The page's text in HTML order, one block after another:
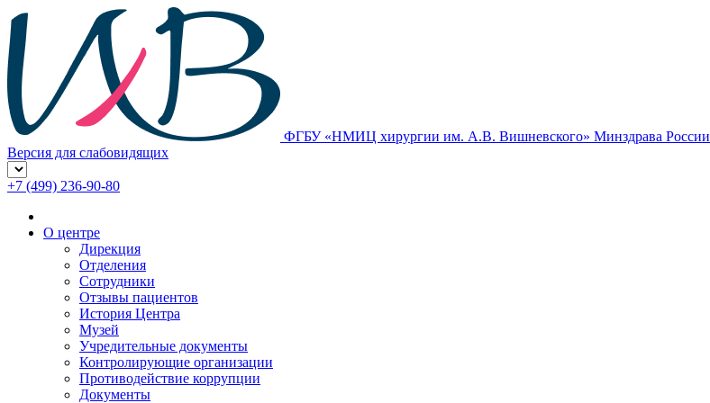
ФГБУ «НМИЦ хирургии им. А.В. Вишневского» Минздрава России
Версия для слабовидящих
+7 (499) 236-90-80
О центре
Дирекция
Отделения
Сотрудники
Отзывы пациентов
История Центра
Музей
Учредительные документы
Контролирующие организации
Противодействие коррупции
Документы